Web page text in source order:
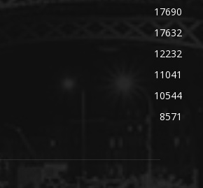
17690
17632
12232
11041
10544
8571